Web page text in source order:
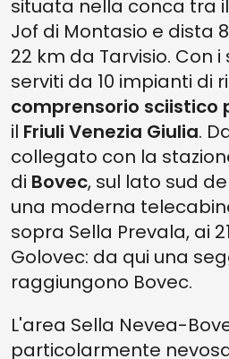
situata nella conca tra
Jof di Montasio e dista
22 km da Tarvisio. Con
serviti da 10 impianti di
comprensorio sciistico
il Friuli Venezia Giulia.
collegato con la
di Bovec, sul lato sud
una moderna
sopra Sella Prevala, ai
Golovec: da qui una
raggiungono Bovec.
L'area Sella Nevea-
particolarmente